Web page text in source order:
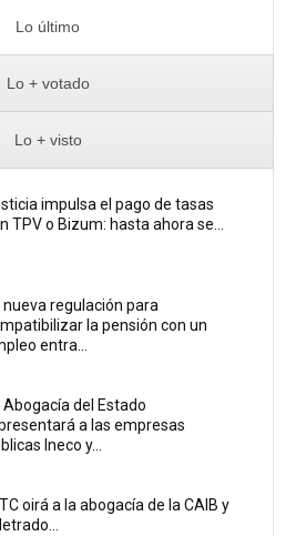
Lo último
Lo + votado
Lo + visto
impulsa el pago de tasas
TPV o Bizum: hasta ahora se...
nueva regulación para
la pensión con un
entra...
Abogacía del Estado
a las empresas
Ineco y...
oirá a la abogacía de la CAIB y